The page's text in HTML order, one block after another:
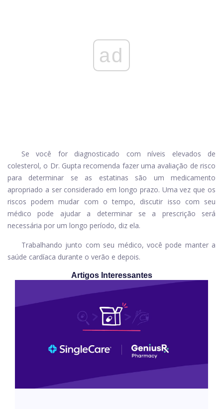
ad
Se você for diagnosticado com níveis elevados de
colesterol, o Dr. Gupta recomenda fazer uma avaliação de risco
para determinar se as estatinas são um medicamento
apropriado a ser considerado em longo prazo. Uma vez que os
riscos podem mudar com o tempo, discutir isso com seu
médico pode ajudar a determinar se a prescrição será
necessária por um longo período, diz ela.
Trabalhando junto com seu médico, você pode manter a
saúde cardíaca durante o verão e depois.
Artigos Interessantes